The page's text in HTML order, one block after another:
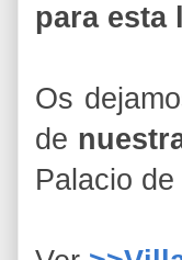
para esta
Os
de
Palacio de